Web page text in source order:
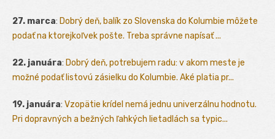
27. marca: Dobrý deň, balík zo Slovenska do Kolumbie môžete
podať na ktorejkoľvek pošte. Treba správne napísať ...
22. januára: Dobrý deň, potrebujem radu: v akom meste je
možné podať listovú zásielku do Kolumbie. Aké platia pr...
19. januára: Vzopätie krídel nemá jednu univerzálnu hodnotu.
Pri dopravných a bežných ľahkých lietadlách sa typic...